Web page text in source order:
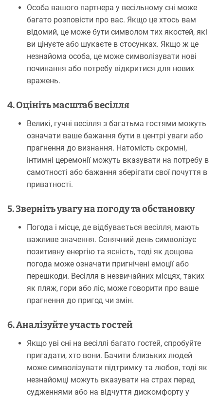
Особа вашого партнера у весільному сні може
багато розповісти про вас. Якщо це хтось вам
відомий, це може бути символом тих якостей, які
ви цінуєте або шукаєте в стосунках. Якщо ж це
незнайома особа, це може символізувати нові
починання або потребу відкритися для нових
вражень.
4. Оцініть масштаб весілля
Великі, гучні весілля з багатьма гостями можуть
означати ваше бажання бути в центрі уваги або
прагнення до визнання. Натомість скромні,
інтимні церемонії можуть вказувати на потребу в
самотності або бажання зберігати свої почуття в
приватності.
5. Зверніть увагу на погоду та обстановку
Погода і місце, де відбувається весілля, мають
важливе значення. Сонячний день символізує
позитивну енергію та ясність, тоді як дощова
погода може означати пригнічені емоції або
перешкоди. Весілля в незвичайних місцях, таких
як пляж, гори або ліс, може говорити про ваше
прагнення до пригод чи змін.
6. Аналізуйте участь гостей
Якщо уві сні на весіллі багато гостей, спробуйте
пригадати, хто вони. Бачити близьких людей
може символізувати підтримку та любов, тоді як
незнайомці можуть вказувати на страх перед
судженнями або на відчуття дискомфорту у